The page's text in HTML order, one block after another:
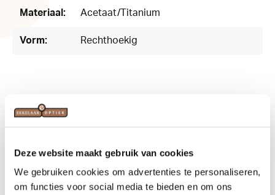
Deze website maakt gebruik van cookies
We gebruiken cookies om advertenties te personaliseren,
om functies voor social media te bieden en om ons
Materiaal: Acetaat/Titanium
Vorm: Rechthoekig
Related products